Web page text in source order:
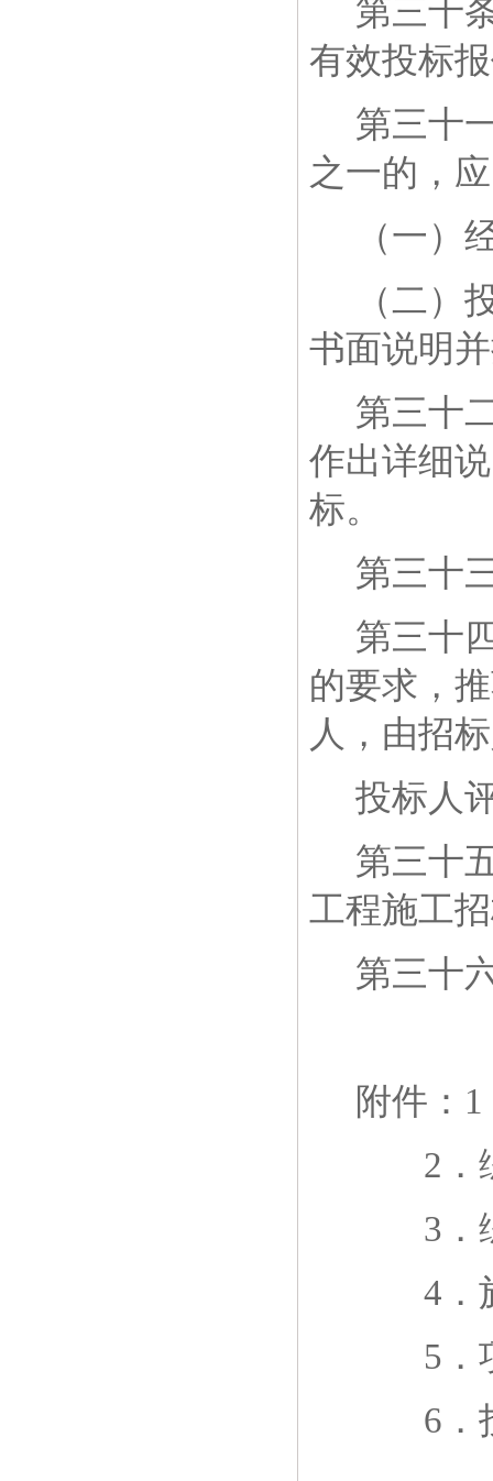
第三十
有效投标
第三十
之一的，
（一）
（二）
书面说明
第三十
作出详细
标。
第三十
第三十
的要求，
人，由招
投标人
第三十
工程施工
第三十
附件： 1
2
3
4
5
6